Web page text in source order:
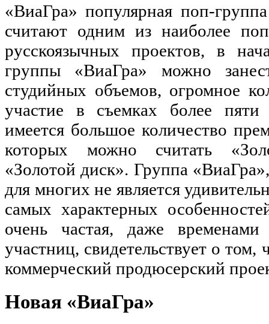
«ВиаГра» популярная поп-
считают одним из наиболее
русскоязычных проектов, в
группы «ВиаГра» можно
студийных объемов, огромное
участие в съемках более
имеется большое количество
которых можно считать
«Золотой диск». Группа
для многих не является
самых характерных
очень частая, даже временами
участниц, свидетельствует о том,
коммерческий продюсерский
Новая «ВиаГра»